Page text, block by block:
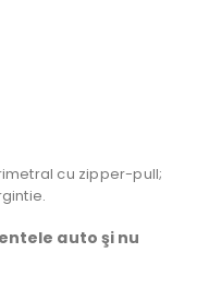
cu zipper-pull;
auto şi nu